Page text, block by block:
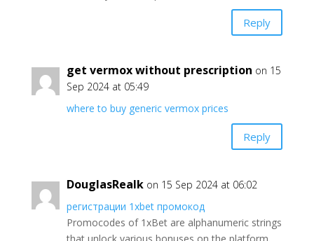
Reply
get vermox without prescription on 15
Sep 2024 at 05:49
where to buy generic vermox prices
Reply
DouglasRealk on 15 Sep 2024 at 06:02
регистрации 1xbet промокод
Promocodes of 1xBet are alphanumeric strings